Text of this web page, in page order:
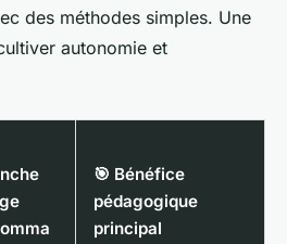
des méthodes simples. Une
autonomie et
🎯 Bénéfice
pédagogique
principal